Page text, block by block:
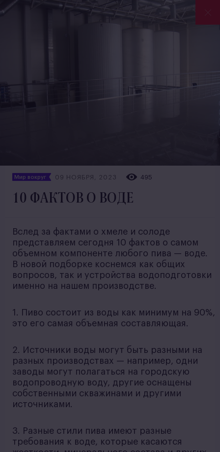
Мир вокруг 09 НОЯБРЯ, 2023 495
10 ФАКТОВ О ВОДЕ
Вслед за фактами о хмеле и солоде
представляем сегодня 10 фактов о самом
объемном компоненте любого пива — воде.
В новой подборке коснемся как общих
вопросов, так и устройства водоподготовки
именно на нашем производстве.
1. Пиво состоит из воды как минимум на 90%,
это его самая объемная составляющая.
2. Источники воды могут быть разными на
разных производствах — например, одни
заводы могут полагаться на городскую
водопроводную воду, другие оснащены
собственными скважинами и другими
источниками.
3. Разные стили пива имеют разные
требования к воде, которые касаются